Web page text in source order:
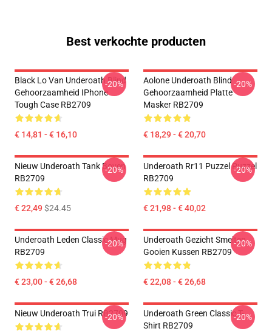
Best verkochte producten
Black Lo Van Underoath Blind
Gehoorzaamheid IPhone
Tough Case RB2709
€ 14,81 - € 16,10
-20%
Aolone Underoath Blind
Gehoorzaamheid Platte
Masker RB2709
€ 18,29 - € 20,70
-20%
Nieuw Underoath Tank Boven
RB2709
€ 22,49$24.45
-20%
Underoath Rr11 Puzzel Puzzel
RB2709
€ 21,98 - € 40,02
-20%
Underoath Leden Classic Mug
RB2709
€ 23,00 - € 26,68
-20%
Underoath Gezicht Smelten
Gooien Kussen RB2709
€ 22,08 - € 26,68
-20%
Nieuw Underoath Trui RB2709
-20%
Underoath Green Classic T-
Shirt RB2709
-20%